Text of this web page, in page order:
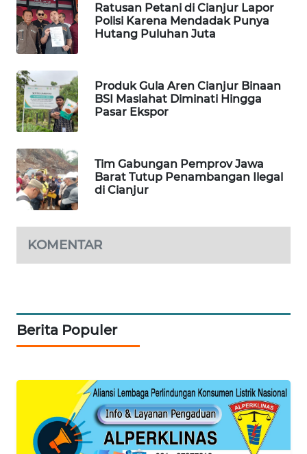
Ratusan Petani di Cianjur Lapor
Polisi Karena Mendadak Punya
Hutang Puluhan Juta
Produk Gula Aren Cianjur Binaan
BSI Maslahat Diminati Hingga
Pasar Ekspor
Tim Gabungan Pemprov Jawa
Barat Tutup Penambangan Ilegal
di Cianjur
KOMENTAR
Berita Populer
NEWS
KRT
NEWS
KARING
NEWS
MARITIM
HUMBANG
NEWS
GARONGGANG
NEWS
ID
ENERGI
BERKAT